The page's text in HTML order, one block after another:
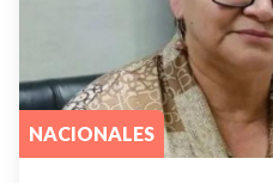
NACIONALES